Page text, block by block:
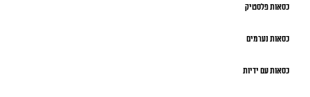
כסאות פלסטיק
כסאות נערמים
כסאות עם ידיות